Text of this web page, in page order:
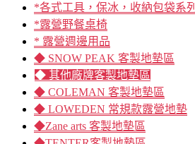
*各式工具，保冰，收納包袋系列
*露營野餐桌椅
* 露營週邊用品
◆ SNOW PEAK 客製地墊區
◆ 其他廠牌客製地墊區
◆ COLEMAN 客製地墊區
◆ LOWEDEN 常規款露營地墊
◆Zane arts 客製地墊區